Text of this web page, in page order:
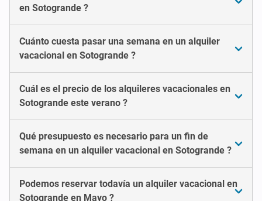
en Sotogrande ?
Cuánto cuesta pasar una semana en un alquiler
vacacional en Sotogrande ?
Cuál es el precio de los alquileres vacacionales en
Sotogrande este verano ?
Qué presupuesto es necesario para un fin de
semana en un alquiler vacacional en Sotogrande ?
Podemos reservar todavía un alquiler vacacional en
Sotogrande en Mayo ?